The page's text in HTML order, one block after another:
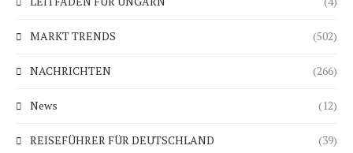
MARKT TRENDS (502)
NACHRICHTEN (266)
News (12)
REISEFÜHRER FÜR DEUTSCHLAND (39)